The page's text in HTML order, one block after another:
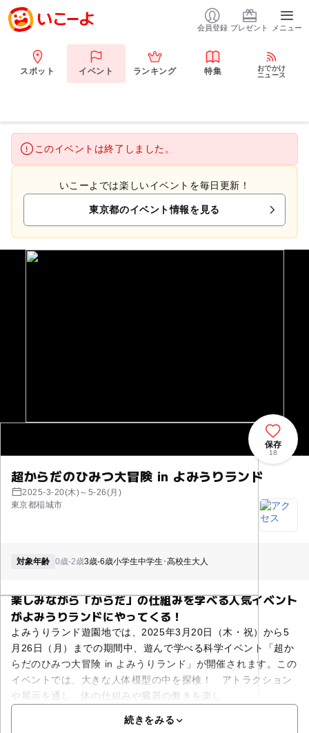
会員登録 プレゼント メニュー
スポット イベント ランキング 特集
おでかけ
ニュース
このイベントは終了しました。
いこーよでは楽しいイベントを毎日更新！
東京都のイベント情報を見る
超からだのひみつ大冒険 in よみうりランド
2025-3-20(木)～5-26(月)
東京都稲城市
保存
18
対象年齢 0歳-2歳3歳-6歳小学生中学生･高校生大人
楽しみながら「からだ」の仕組みを学べる人気イベント
がよみうりランドにやってくる！
よみうりランド遊園地では、2025年3月20日（木・祝）から5
月26日（月）までの期間中、遊んで学べる科学イベント「超か
らだのひみつ大冒険 in よみうりランド」が開催されます。この
イベントでは、大きな人体模型の中を探検！ アトラクション
や展示を通し、体の仕組みや臓器の働きを楽し
続きをみる